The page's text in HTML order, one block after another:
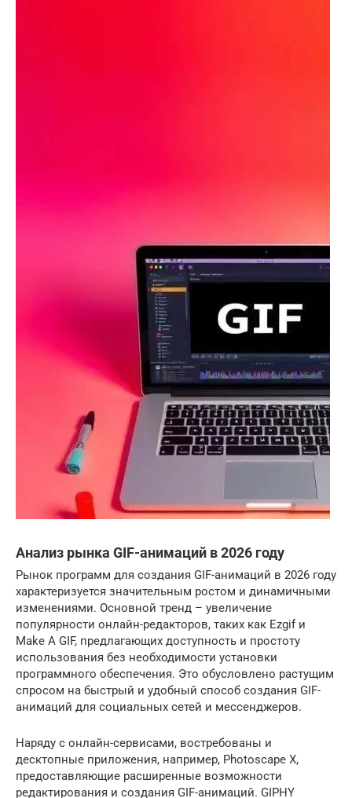
Анализ рынка GIF-анимаций в 2026 году
Рынок программ для создания GIF-анимаций в 2026 году
характеризуется значительным ростом и динамичными
изменениями. Основной тренд – увеличение
популярности онлайн-редакторов, таких как Ezgif и
Make A GIF, предлагающих доступность и простоту
использования без необходимости установки
программного обеспечения. Это обусловлено растущим
спросом на быстрый и удобный способ создания GIF-
анимаций для социальных сетей и мессенджеров.
Наряду с онлайн-сервисами, востребованы и
десктопные приложения, например, Photoscape X,
предоставляющие расширенные возможности
редактирования и создания GIF-анимаций. GIPHY